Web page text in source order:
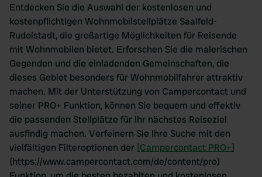
Entdecken Sie die Auswahl der kostenlosen und
kostenpflichtigen Wohnmobilstellplätze Saalfeld-
Rudolstadt, die großartige Möglichkeiten für Reisende
mit Wohnmobilen bietet. Erforschen Sie die malerischen
Gegenden und die einladenden Gemeinschaften, die
dieses Gebiet besonders für Wohnmobilfahrer attraktiv
machen. Mit der Unterstützung von Campercontact und
seiner PRO+ Funktion, können Sie bequem und effektiv
die passenden Stellplätze für Ihr nächstes Reiseziel
ausfindig machen. Verfeinern Sie Ihre Suche mit den
vielfältigen Filteroptionen der [Campercontact PRO+]
(https://www.campercontact.com/de/content/pro)